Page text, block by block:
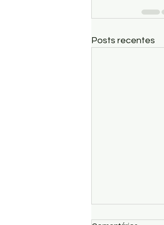
Posts recentes